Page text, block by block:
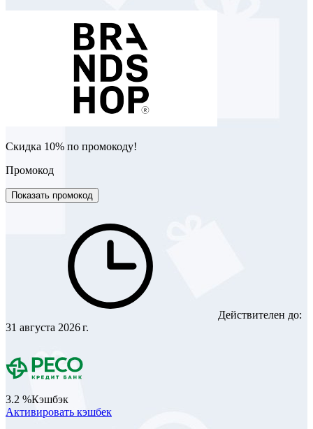
Скидка 10% по промокоду!
Промокод
Показать промокод
Действителен до:
31 августа 2026 г.
3.2 %Кэшбэк
Активировать кэшбек